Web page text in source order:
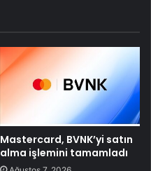
Mastercard, BVNK’yi satın
alma işlemini tamamladı